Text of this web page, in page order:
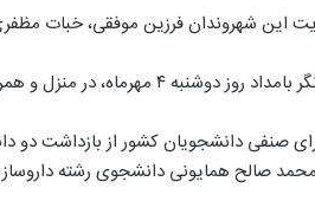
این شهروندان فرزین موفقی، خبات
در منزل و همراه با ضرب و شتم صورت گرفته است.
صنفی دانشجویان کشور از بازداشت دو
صالح همایونی دانشجوی رشته